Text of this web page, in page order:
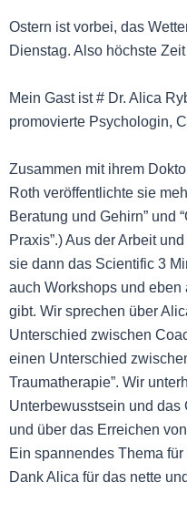
Ostern ist vorbei, das
Dienstag. Also höchste
Mein Gast ist # Dr. Alica
promovierte Psychologin,
Zusammen mit ihrem
Roth veröffentlichte sie
Beratung und Gehirn” und
Praxis”.) Aus der Arbeit
sie dann das Scientific 3
auch Workshops und
gibt. Wir sprechen über
Unterschied zwischen
einen Unterschied
Traumatherapie”. Wir
Unterbewusstsein und
und über das Erreichen
Ein spannendes Thema
Dank Alica für das nette